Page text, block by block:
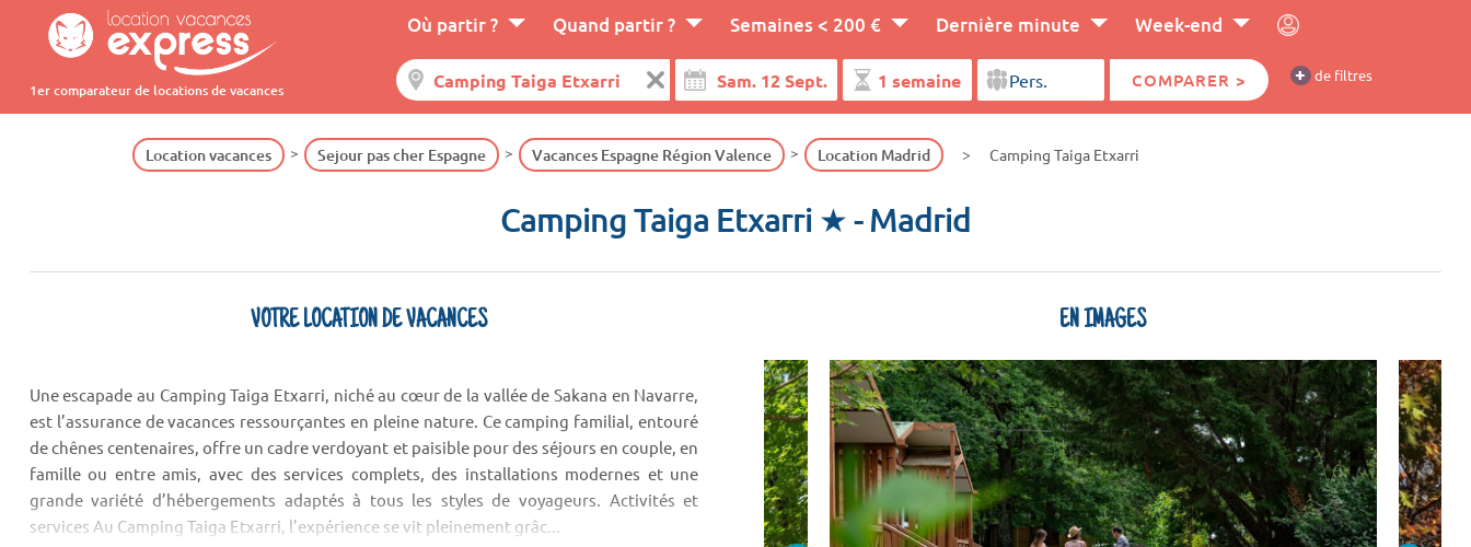
1er comparateur de locations de vacances
Où partir ? Quand partir ? Semaines < 200 € Dernière minute Week-end
COMPARER > + de filtres
Location vacances Sejour pas cher Espagne Vacances Espagne Région Valence Location Madrid Camping Taiga Etxarri
Camping Taiga Etxarri ★- Madrid
VOTRE LOCATION DE VACANCES
Une escapade au Camping Taiga Etxarri, niché au cœur de la vallée de Sakana en Navarre,
est l’assurance de vacances ressourçantes en pleine nature. Ce camping familial, entouré
de chênes centenaires, offre un cadre verdoyant et paisible pour des séjours en couple, en
famille ou entre amis, avec des services complets, des installations modernes et une
grande variété d’hébergements adaptés à tous les styles de voyageurs. Activités et
services Au Camping Taiga Etxarri, l’expérience se vit pleinement grâc...
EN IMAGES